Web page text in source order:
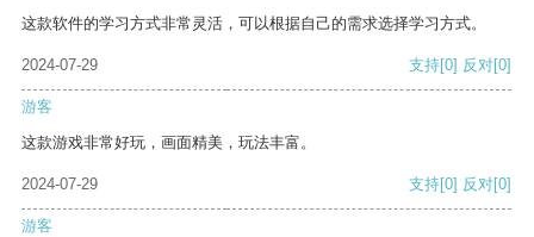
这款软件的学习方式非常灵活，可以根据自己的需求选择学习方式。
2024-07-29 支持[0] 反对[0]
游客
这款游戏非常好玩，画面精美，玩法丰富。
2024-07-29 支持[0] 反对[0]
游客